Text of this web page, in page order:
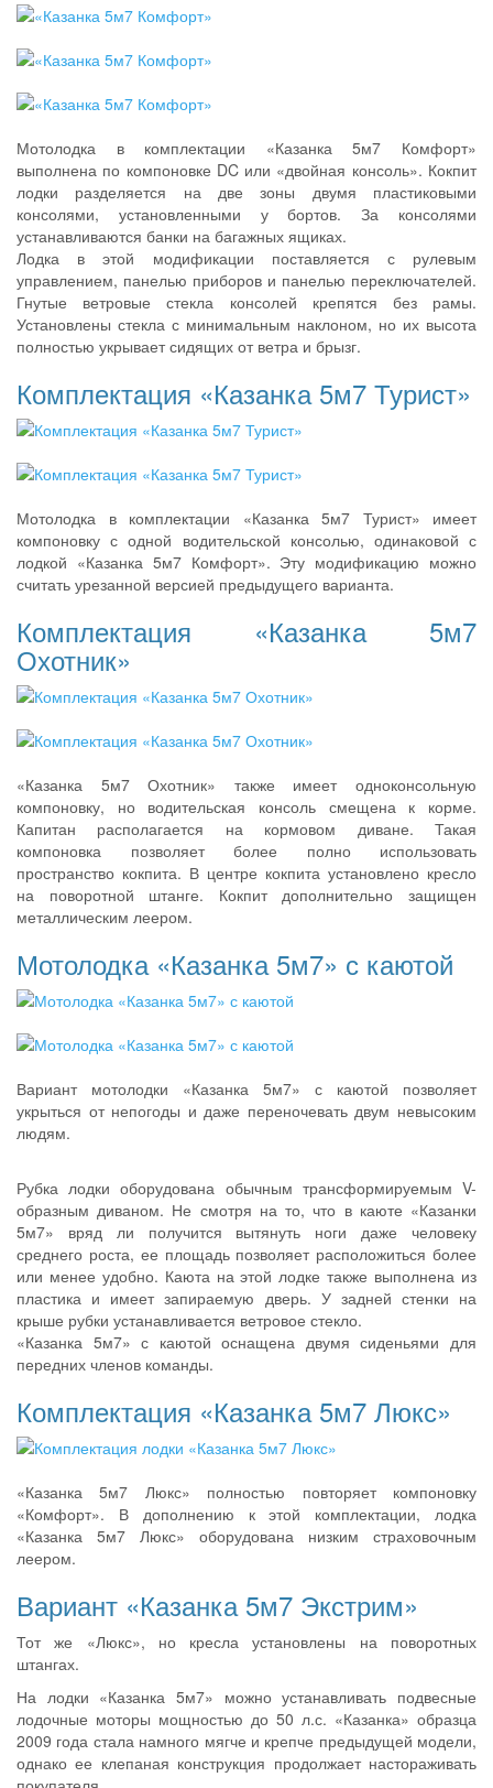
Мотолодка в комплектации «Казанка 5м7 Комфорт»
выполнена по компоновке DC или «двойная консоль». Кокпит
лодки разделяется на две зоны двумя пластиковыми
консолями, установленными у бортов. За консолями
устанавливаются банки на багажных ящиках.
Лодка в этой модификации поставляется с рулевым
управлением, панелью приборов и панелью переключателей.
Гнутые ветровые стекла консолей крепятся без рамы.
Установлены стекла с минимальным наклоном, но их высота
полностью укрывает сидящих от ветра и брызг.
Комплектация «Казанка 5м7 Турист»
Мотолодка в комплектации «Казанка 5м7 Турист» имеет
компоновку с одной водительской консолью, одинаковой с
лодкой «Казанка 5м7 Комфорт». Эту модификацию можно
считать урезанной версией предыдущего варианта.
Комплектация «Казанка 5м7
Охотник»
«Казанка 5м7 Охотник» также имеет одноконсольную
компоновку, но водительская консоль смещена к корме.
Капитан располагается на кормовом диване. Такая
компоновка позволяет более полно использовать
пространство кокпита. В центре кокпита установлено кресло
на поворотной штанге. Кокпит дополнительно защищен
металлическим леером.
Мотолодка «Казанка 5м7» с каютой
Вариант мотолодки «Казанка 5м7» с каютой позволяет
укрыться от непогоды и даже переночевать двум невысоким
людям.
Рубка лодки оборудована обычным трансформируемым V-
образным диваном. Не смотря на то, что в каюте «Казанки
5м7» вряд ли получится вытянуть ноги даже человеку
среднего роста, ее площадь позволяет расположиться более
или менее удобно. Каюта на этой лодке также выполнена из
пластика и имеет запираемую дверь. У задней стенки на
крыше рубки устанавливается ветровое стекло.
«Казанка 5м7» с каютой оснащена двумя сиденьями для
передних членов команды.
Комплектация «Казанка 5м7 Люкс»
«Казанка 5м7 Люкс» полностью повторяет компоновку
«Комфорт». В дополнению к этой комплектации, лодка
«Казанка 5м7 Люкс» оборудована низким страховочным
леером.
Вариант «Казанка 5м7 Экстрим»
Тот же «Люкс», но кресла установлены на поворотных
штангах.
На лодки «Казанка 5м7» можно устанавливать подвесные
лодочные моторы мощностью до 50 л.с. «Казанка» образца
2009 года стала намного мягче и крепче предыдущей модели,
однако ее клепаная конструкция продолжает настораживать